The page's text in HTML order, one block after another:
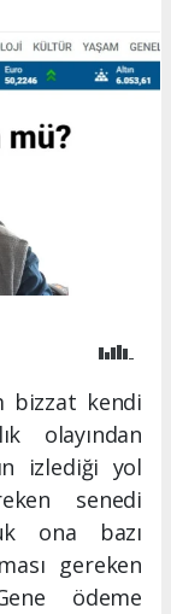
bizzat kendi
olayından
izlediği yol
senedi
ona bazı
gereken
ödeme